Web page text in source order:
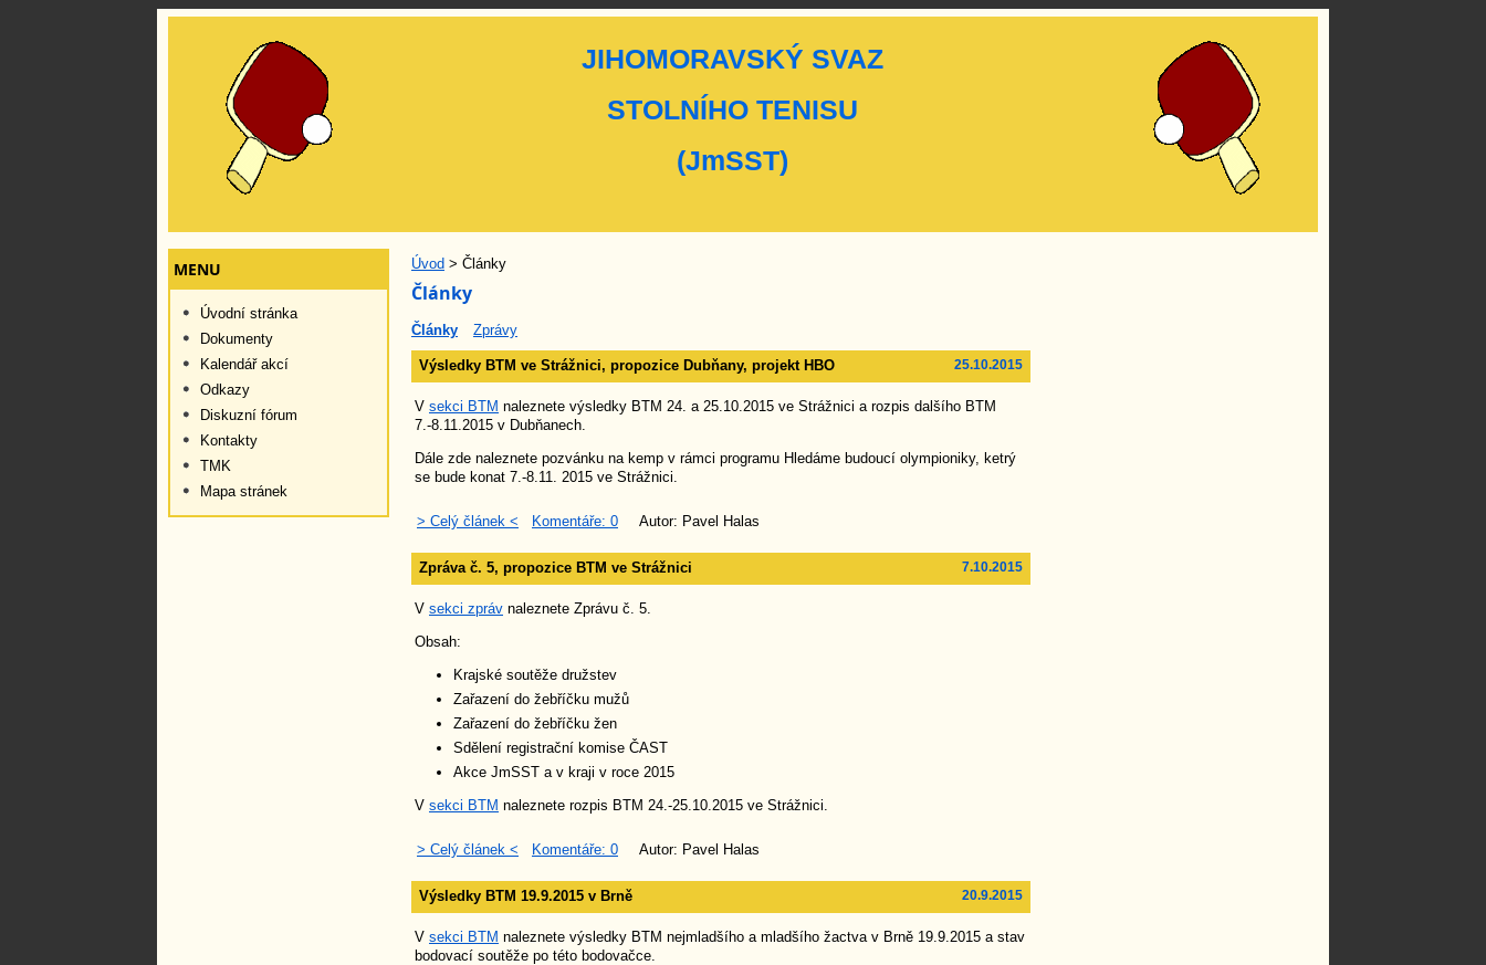
Úvod > Články
Články
Články Zprávy
25.10.2015
Výsledky BTM ve Strážnici, propozice Dubňany, projekt HBO
V sekci BTM naleznete výsledky BTM 24. a 25.10.2015 ve Strážnici a rozpis dalšího BTM
7.-8.11.2015 v Dubňanech.
Dále zde naleznete pozvánku na kemp v rámci programu Hledáme budoucí olympioniky, ketrý
se bude konat 7.-8.11. 2015 ve Strážnici.
> Celý článek < Komentáře: 0 Autor: Pavel Halas
7.10.2015
Zpráva č. 5, propozice BTM ve Strážnici
V sekci zpráv naleznete Zprávu č. 5.
Obsah:
Krajské soutěže družstev
Zařazení do žebříčku mužů
Zařazení do žebříčku žen
Sdělení registrační komise ČAST
Akce JmSST a v kraji v roce 2015
V sekci BTM naleznete rozpis BTM 24.-25.10.2015 ve Strážnici.
> Celý článek < Komentáře: 0 Autor: Pavel Halas
20.9.2015
Výsledky BTM 19.9.2015 v Brně
V sekci BTM naleznete výsledky BTM nejmladšího a mladšího žactva v Brně 19.9.2015 a stav
bodovací soutěže po této bodovačce.
MENU
Úvodní stránka
Dokumenty
Kalendář akcí
Odkazy
Diskuzní fórum
Kontakty
TMK
Mapa stránek
JIHOMORAVSKÝ SVAZ
STOLNÍHO TENISU
(JmSST)